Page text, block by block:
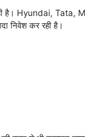
है। Hyundai,
निवेश कर रही है।